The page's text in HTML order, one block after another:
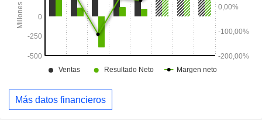
Más datos financieros